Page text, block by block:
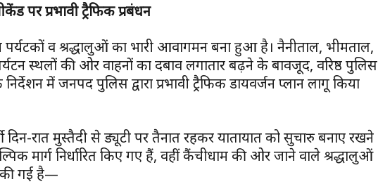
पर प्रभावी ट्रैफिक प्रबंधन
व श्रद्धालुओं का भारी आवागमन बना हुआ है। नैनीताल, भीमताल,
स्थलों की ओर वाहनों का दबाव लगातार बढ़ने के बावजूद, वरिष्ठ पुलिस
में जनपद पुलिस द्वारा प्रभावी ट्रैफिक डायवर्जन प्लान लागू किया
दिन-रात मुस्तैदी से ड्यूटी पर तैनात रहकर यातायात को सुचारु बनाए रखने
मार्ग निर्धारित किए गए हैं, वहीं कैंचीधाम की ओर जाने वाले श्रद्धालुओं
की गई है—